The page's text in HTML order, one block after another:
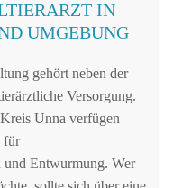
IN
UMGEBUNG
gehört neben der
Versorgung.
Unna verfügen
für
und Entwurmung. Wer